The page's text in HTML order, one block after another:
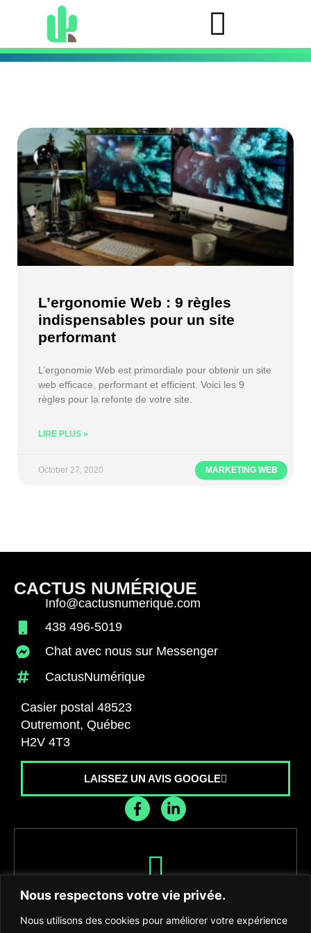
Nous respectons votre vie privée.
Nous utilisons des cookies pour améliorer votre expérience
MARKETING WEB
L’ergonomie Web : 9 règles
indispensables pour un site
performant
L’ergonomie Web est primordiale pour obtenir un site
web efficace, performant et efficient. Voici les 9
règles pour la refonte de votre site.
LIRE PLUS »
October 27, 2020
CACTUS NUMÉRIQUE
Info@cactusnumerique.com
438 496-5019
Chat avec nous sur Messenger
CactusNumérique
Casier postal 48523
Outremont, Québec
H2V 4T3
LAISSEZ UN AVIS GOOGLE
Recevez les dernières nouvelles de